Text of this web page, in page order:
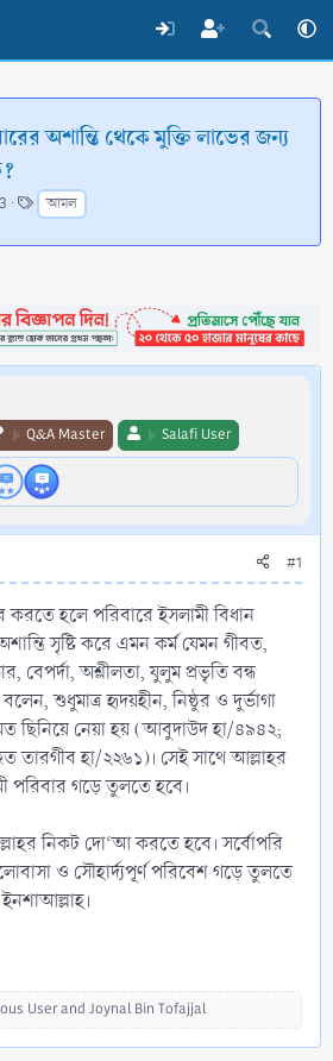
অশান্তি থেকে মুক্তি লাভের জন্য
T
a
g
আমল
Q&A Master Salafi User
#1
করতে হলে পরিবারে ইসলামী বিধান
সৃষ্টি করে এমন কর্ম যেমন গীবত,
বেপর্দা, অশ্লীলতা, যুলুম প্রভৃতি বন্ধ
শুধুমাত্র হৃদয়হীন, নিষ্ঠুর ও দুর্ভাগা
ছিনিয়ে নেয়া হয় (আবুদাউদ হা/৪৯৪২;
তারগীব হা/২২৬১)। সেই সাথে আল্লাহর
পরিবার গড়ে তুলতে হবে।
নিকট দো‘আ করতে হবে। সর্বোপরি
ও সৌহার্দ্যপূর্ণ পরিবেশ গড়ে তুলতে
Userand Joynal Bin Tofajjal